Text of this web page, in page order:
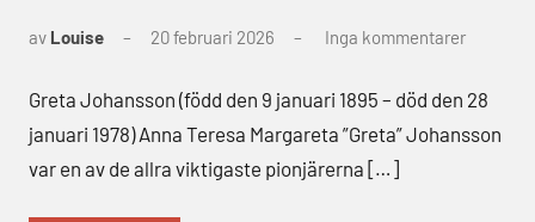
av Louise 20 februari 2026 Inga kommentarer
Greta Johansson (född den 9 januari 1895 – död den 28
januari 1978) Anna Teresa Margareta ”Greta” Johansson
var en av de allra viktigaste pionjärerna […]